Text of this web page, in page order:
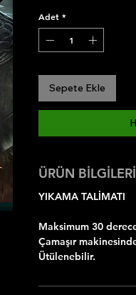
Adet *
Sepete Ekle
ÜRÜN BİLGİLERİ
YIKAMA TALİMATI
Maksimum 30
Çamaşır
Ütülenebilir.